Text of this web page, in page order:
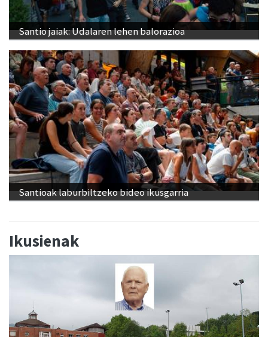
Santio jaiak: Udalaren lehen balorazioa
Santioak laburbiltzeko bideo ikusgarria
Ikusienak